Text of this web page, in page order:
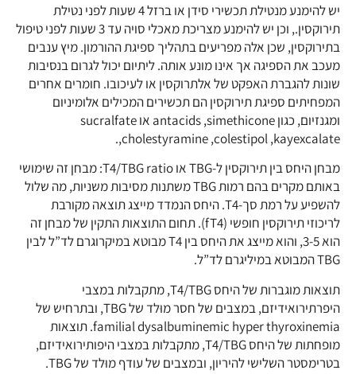
יש להימנע מנטילת תכשירי סידן או ברזל 4 שעות לפני נטילת
תירוקסין., וכן יש להימנע מצריכת מאכלי סויה עד 3 שעות לפני טיפול
בתירוקסין, שכן אלה מפריעים בתהליך ספיגת ההורמון. מיץ ענבים
מעכב את הספיגה אך אינו מונע אותה. ליתיום יכול לגרום בנסיבות
שונות להגברת האפקט של אלתרוקסין או לעיכובו. חומרים אחרים
המפחיתים ספיגת תירוקסין הם תכשירים המכילים אלומיניום
ומגנזיום, כגון antacids ,simethicone או sucralfate
,cholestyramine ,colestipol ,kayexcalate.
מבחן היחס בין תירוקסין ל-TBG או T4/TBG ratio: מבחן זה שימושי
באותם מקרים בהם רמות TBG משתנות מסיבות משניות, מה שלול
להשפיע על רמת סך-T4. היחס הנמדד מייצג תוצאה מקורבת
לריכוזי תירוקסין חופשי (fT4). תחום התוצאות התקין של מבחן זה
הוא 3-5, והוא מייצג את היחס בין T4 מבוטא במיקרוגרם לד”ל לבין
TBG המבוטא במיליגרם לד”ל.
תוצאות מוגברות של היחס T4/TBG, מתקבלות במצבי
היפרתירואידיזם, במצבים של חסר מוּלד של TBG, ובתרחיש של
familial dysalbuminemic hyper thyroxinemia. תוצאות
מופחתות של היחס T4/TBG, מתקבלות במצבי היפותירואידיזם,
בטרימסטר השלישי להיריון, ובמצבים של עודף מוּלד של TBG.